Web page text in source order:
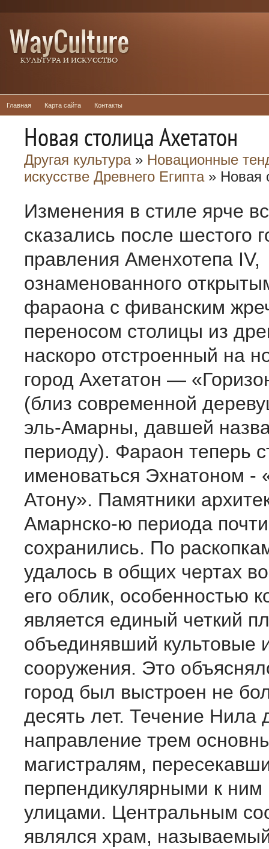
Главная Карта сайта Контакты
Новая столица Ахетатон
Другая культура» Новационные
искусстве Древнего Египта» Новая
Изме­нения в стиле ярче
сказались после шестого
правления Амен­хотепа IV,
ознаменованного
фараона с фиванским
переносом столицы из
наскоро отстроенный на
город Ахетатон —
(близ современ­ной
эль-Амарны, давшей
периоду). Фараон теперь
именоваться Эхнатоном -
Атону». Памятники
Амарнско-ю периода
сохранились. По
удалось в об­щих чертах
его облик, особенностью
является единый четкий
объединявший культовые
сооружения. Это
город был выстроен не
десять лет. Течение Нила
направление трем
магистралям,
перпендикулярными к
улицами. Центральным
являлся храм,